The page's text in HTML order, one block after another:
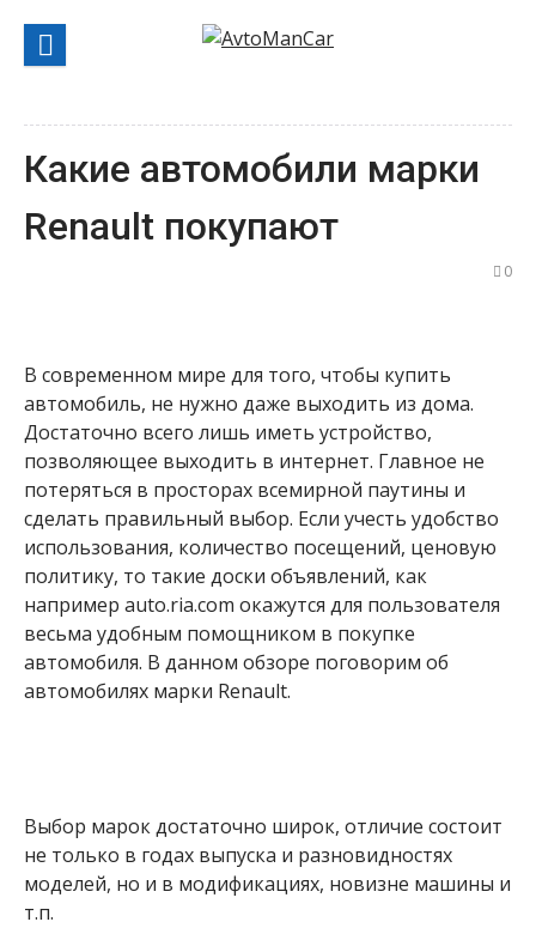
содержанию
Какие автомобили марки
Renault покупают
0
В современном мире для того, чтобы купить
автомобиль, не нужно даже выходить из дома.
Достаточно всего лишь иметь устройство,
позволяющее выходить в интернет. Главное не
потеряться в просторах всемирной паутины и
сделать правильный выбор. Если учесть удобство
использования, количество посещений, ценовую
политику, то такие доски объявлений, как
например auto.ria.com окажутся для пользователя
весьма удобным помощником в покупке
автомобиля. В данном обзоре поговорим об
автомобилях марки Renault.
Выбор марок достаточно широк, отличие состоит
не только в годах выпуска и разновидностях
моделей, но и в модификациях, новизне машины и
т.п.